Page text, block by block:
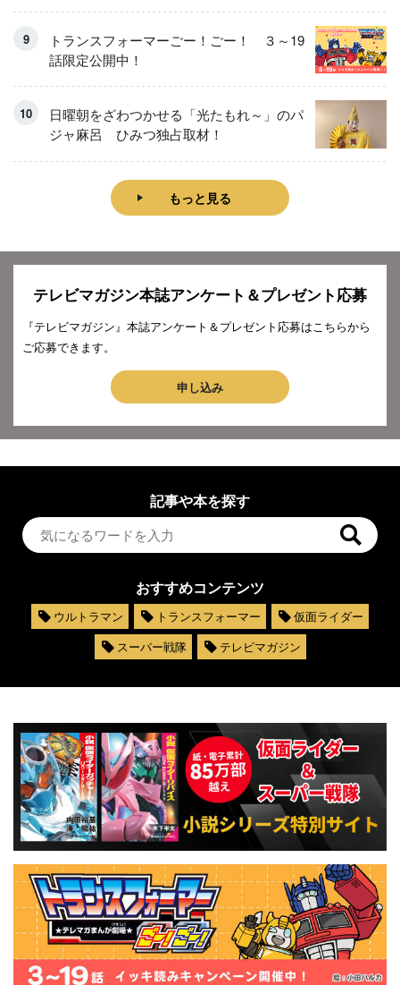
トランスフォーマーごー！ごー！ ３～19
話限定公開中！
日曜朝をざわつかせる「光たもれ～」のパ
ジャ麻呂 ひみつ独占取材！
もっと見る
テレビマガジン本誌アンケート＆プレゼント応募
『テレビマガジン』本誌アンケート＆プレゼント応募はこちらから
ご応募できます。
申し込み
記事や本を探す
おすすめコンテンツ
ウルトラマン トランスフォーマー
仮面ライダー
スーパー戦隊
テレビマガジン